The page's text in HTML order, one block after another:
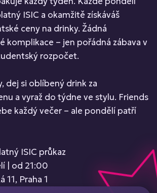
ISIC a okamžitě získáváš
ceny na drinky. Žádná
komplikace – jen pořádná zábava v
rozpočet.
dej si oblíbený drink za
a vyraž do týdne ve stylu. Friends
každý večer – ale pondělí patří
ISIC průkaz
| od 21:00
11, Praha 1